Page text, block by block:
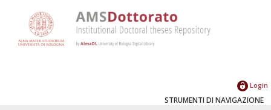
Login
STRUMENTI DI NAVIGAZIONE